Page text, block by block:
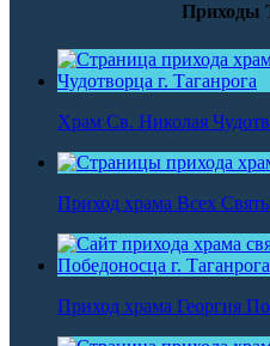
Приходы
Храм Св. Николая
Приход храма Всех
Приход храма Георгия